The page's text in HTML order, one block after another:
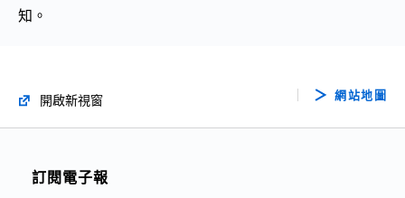
知。
開啟新視窗 網站地圖
訂閱電子報